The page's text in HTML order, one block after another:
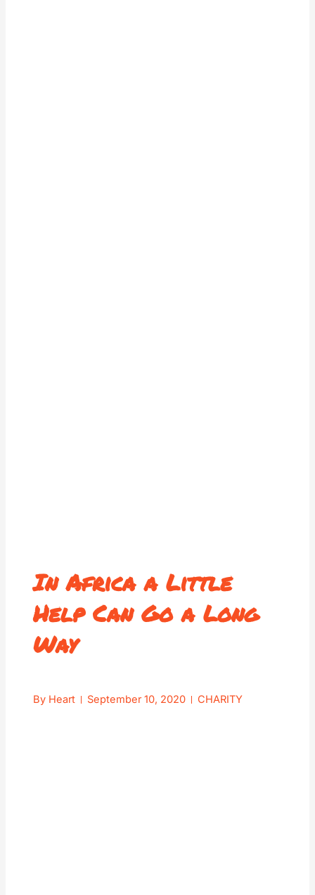
In Africa a Little
Help Can Go a Long
Way
ByHeart September 10, 2020 CHARITY